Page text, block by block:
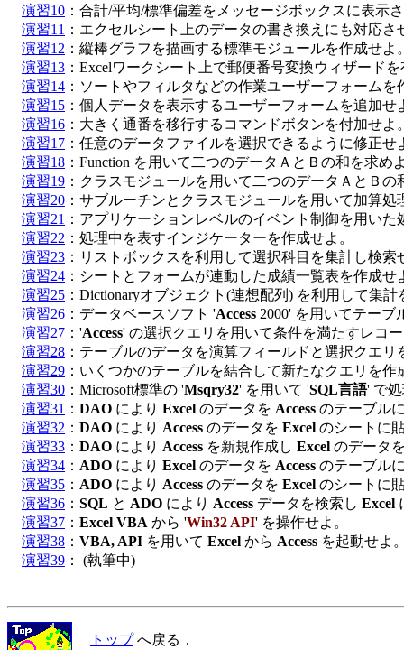
演習10 ：合計/平均/標準偏差をメッセージボックスに表示
演習11 ：エクセルシート上のデータの書き換えにも対応さ
演習12 ：縦棒グラフを描画する標準モジュールを作成せよ
演習13 ：Excelワークシート上で郵便番号変換ウィザード
演習14 ：ソートやフィルタなどの作業ユーザーフォームを
演習15 ：個人データを表示するユーザーフォームを追加せ
演習16 ：大きく通番を移行するコマンドボタンを付加せよ
演習17 ：任意のデータファイルを選択できるように修正せ
演習18 ：Function を用いて二つのデータＡとＢの和を求め
演習19 ：クラスモジュールを用いて二つのデータＡとＢの
演習20 ：サブルーチンとクラスモジュールを用いて加算処
演習21 ：アプリケーションレベルのイベント制御を用いた
演習22 ：処理中を表すインジケーターを作成せよ。
演習23 ：リストボックスを利用して選択科目を集計し検索
演習24 ：シートとフォームが連動した成績一覧表を作成せ
演習25 ：Dictionaryオブジェクト(連想配列) を利用して集計
演習26 ：データベースソフト 'Access 2000' を用いてテーブ
演習27 ：'Access' の選択クエリを用いて条件を満たすレコ
演習28 ：テーブルのデータを演算フィールドと選択クエリ
演習29 ：いくつかのテーブルを結合して新たなクエリを作
演習30 ：Microsoft標準の 'Msqry32' を用いて 'SQL言語' で
演習31 ： DAO により Excel のデータを Access のテーブル
演習32 ： DAO により Access のデータを Excel のシートに
演習33 ： DAO により Access を新規作成し Excel のデータ
演習34 ： ADO により Excel のデータを Access のテーブル
演習35 ： ADO により Access のデータを Excel のシートに
演習36 ： SQL と ADO により Access データを検索し Excel
演習37 ： Excel VBA から 'Win32 API' を操作せよ。
演習38 ： VBA, API を用いて Excel から Access を起動せよ
演習39
トップへ戻る．